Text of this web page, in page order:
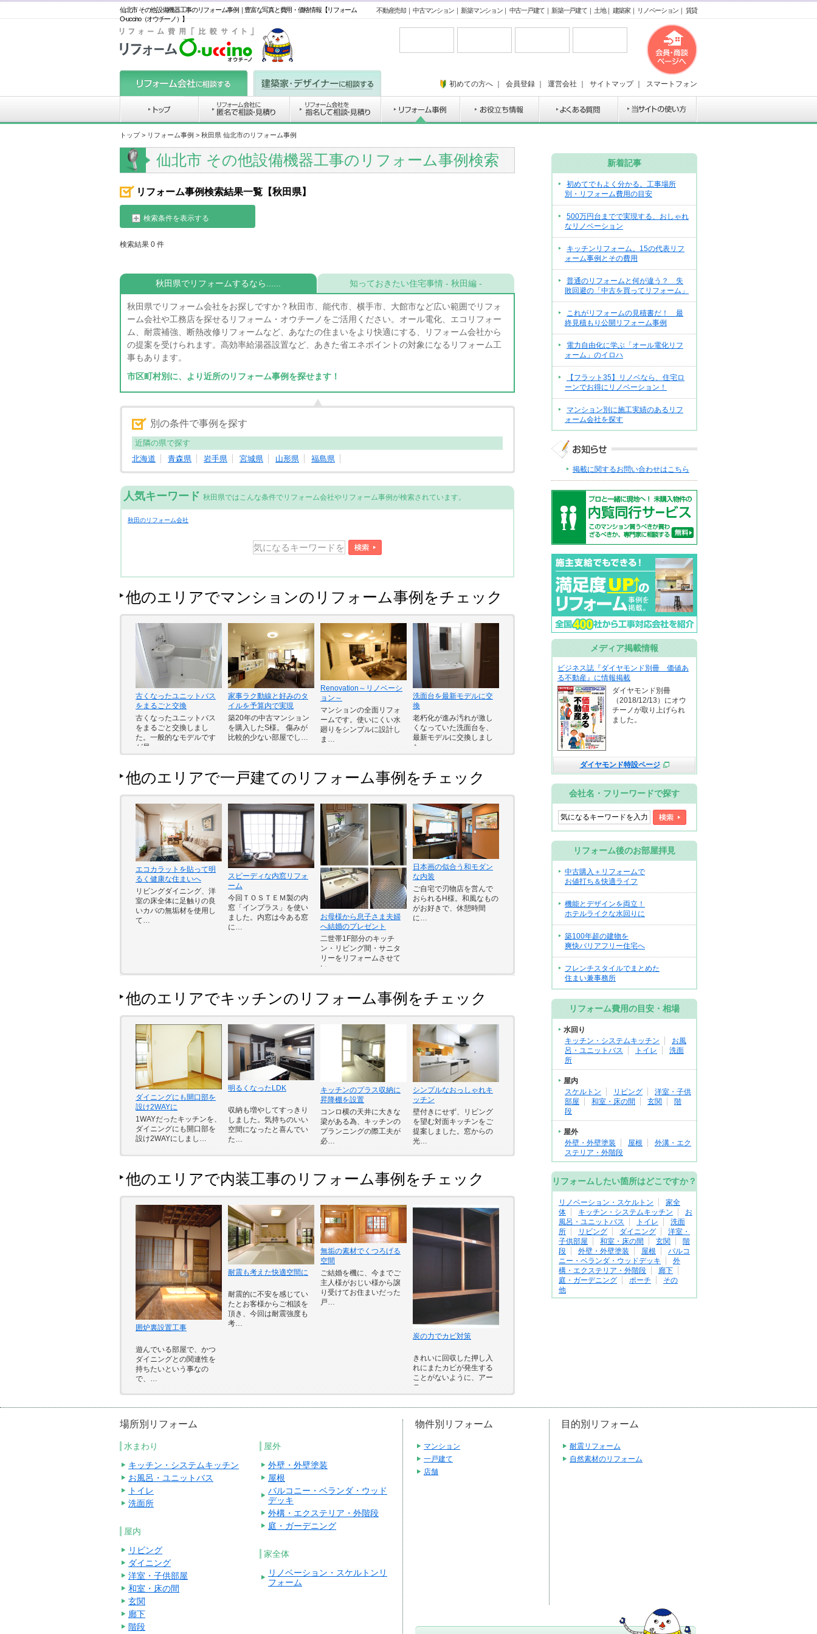
仙北市 その他設備機器工事のリフォーム事例｜豊富な写真と費用・価格情報【リフォーム
O-uccino（オウチーノ）】
不動産売却｜ 中古マンション ｜ 新築マンション｜ 中古一戸建て｜ 新築一戸建て｜ 土地｜ 建築家｜ リノベーション ｜ 賃貸
初めての方へ 会員登録 運営会社 サイトマップ｜ スマートフォン
トップ> リフォーム事例 > 秋田県 仙北市のリフォーム事例
仙北市 その他設備機器工事のリフォーム事例検索
リフォーム事例検索結果一覧【秋田県】
検索条件を表示する
検索結果 0 件
秋田県でリフォームするなら...... 知っておきたい住宅事情 - 秋田編 -
秋田県でリフォーム会社をお探しですか？秋田市、能代市、横手市、大館市など広い範囲でリフォ
ーム会社や工務店を探せるリフォーム・オウチーノをご活用ください。オール電化、エコリフォー
ム、耐震補強、断熱改修リフォームなど、あなたの住まいをより快適にする、リフォーム会社から
の提案を受けられます。高効率給湯器設置など、あきた省エネポイントの対象になるリフォーム工
事もあります。
市区町村別に、より近所のリフォーム事例を探せます！
別の条件で事例を探す
近隣の県で探す
北海道
青森県 岩手県 宮城県 山形県 福島県
人気キーワード 秋田県ではこんな条件でリフォーム会社やリフォーム事例が検索されています。
秋田のリフォーム会社
他のエリアでマンションのリフォーム事例をチェック
古くなったユニットバス
をまるごと交換
古くなったユニットバス
をまるごと交換しまし
た。一般的なモデルです
が最…
家事ラク動線と好みのタ
イルを予算内で実現
築20年の中古マンション
を購入したS様。 傷みが
比較的少ない部屋でし…
Renovation～リノベーシ
ョン～
マンションの全面リフォ
ームです。使いにくい水
廻りをシンプルに設計し
ま…
洗面台を最新モデルに交
換
老朽化が進み汚れが激し
くなっていた洗面台を、
最新モデルに交換しまし
た。
他のエリアで一戸建てのリフォーム事例をチェック
エコカラットを貼って明
るく健康な住まいへ
リビングダイニング、洋
室の床全体に足触りの良
いカバの無垢材を使用し
て…
スピーディな内窓リフォ
ーム
今回ＴＯＳＴＥＭ製の内
窓「インプラス」を使い
ました。内窓は今ある窓
に…
お母様から息子さま夫婦
へ結婚のプレゼント
二世帯1F部分のキッチ
ン・リビング間・サニタ
リーをリフォームさせて
い…
日本画の似合う和モダン
な内装
ご自宅で刃物店を営んで
おられるH様。和風なもの
がお好きで、休憩時間
に…
他のエリアでキッチンのリフォーム事例をチェック
ダイニングにも開口部を
設け2WAYに
1WAYだったキッチンを、
ダイニングにも開口部を
設け2WAYにしまし…
明るくなったLDK
収納も増やしてすっきり
しました。気持ちのいい
空間になったと喜んでい
た…
キッチンのプラス収納に
昇降棚を設置
コンロ横の天井に大きな
梁がある為、キッチンの
プランニングの際工夫が
必…
シンプルなおっしゃれキ
ッチン
壁付きにせず、リビング
を望む対面キッチンをご
提案しました。窓からの
光…
他のエリアで内装工事のリフォーム事例をチェック
囲炉裏設置工事
遊んでいる部屋で、かつ
ダイニングとの関連性を
持ちたいという事なの
で、…
耐震も考えた快適空間に
耐震的に不安を感じてい
たとお客様からご相談を
頂き、今回は耐震強度も
考…
無垢の素材でくつろげる
空間
ご結婚を機に、今までご
主人様がおじい様から譲
り受けてお住まいだった
戸…
炭の力でカビ対策
きれいに回収した押し入
れにまたカビが発生する
ことがないように、アー
テ…
新着記事
初めてでもよく分かる。工事場所
別・リフォーム費用の目安
500万円台までで実現する、おしゃれ
なリノベーション
キッチンリフォーム。15の代表リフ
ォーム事例とその費用
普通のリフォームと何が違う？ 失
敗回避の「中古を買ってリフォーム」
これがリフォームの見積書だ！ 最
終見積もり公開リフォーム事例
電力自由化に学ぶ「オール電化リフ
ォーム」のイロハ
【フラット35】リノベなら、住宅ロ
ーンでお得にリノベーション！
マンション別に施工実績のあるリフ
ォーム会社を探す
掲載に関するお問い合わせはこちら
メディア掲載情報
ビジネス誌『ダイヤモンド別冊 価値あ
る不動産』に情報掲載
ダイヤモンド別冊
（2018/12/13）にオウ
チーノが取り上げられ
ました。
ダイヤモンド特設ページ
会社名・フリーワードで探す
リフォーム後のお部屋拝見
中古購入＋リフォームで
お値打ち＆快適ライフ
機能とデザインを両立！
ホテルライクな水回りに
築100年超の建物を
爽快バリアフリー住宅へ
フレンチスタイルでまとめた
住まい兼事務所
リフォーム費用の目安・相場
水回り
キッチン・システムキッチン
お風
呂・ユニットバス
トイレ
洗面
所
屋内
スケルトン
リビング
洋室・子供
部屋
和室・床の間 玄関
階
段
屋外
外壁・外壁塗装
屋根
外溝・エク
ステリア・外階段
リフォームしたい箇所はどこですか？
リノベーション・スケルトン
家全
体
キッチン・システムキッチン
お
風呂・ユニットバス
トイレ
洗面
所
リビング ダイニング
洋室・
子供部屋
和室・床の間 玄関
階
段
外壁・外壁塗装 屋根
バルコ
ニー・ベランダ・ウッドデッキ
外
構・エクステリア・外階段
廊下
庭・ガーデニング
ポーチ
その
他
場所別リフォーム
水まわり
キッチン・システムキッチン
お風呂・ユニットバス
トイレ
洗面所
屋内
リビング
ダイニング
洋室・子供部屋
和室・床の間
玄関
廊下
階段
屋外
外壁・外壁塗装
屋根
バルコニー・ベランダ・ウッド
デッキ
外構・エクステリア・外階段
庭・ガーデニング
家全体
リノベーション・スケルトンリ
フォーム
物件別リフォーム
マンション
一戸建て
店舗
目的別リフォーム
耐震リフォーム
自然素材のリフォーム